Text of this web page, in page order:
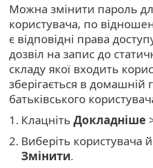
Можна змінити пароль
користувача, по
є відповідні права
дозвіл на запис до
складу якої входить
зберігається в домашній
батьківського
1. Клацніть Докладніше
2. Виберіть користувача
Змінити.